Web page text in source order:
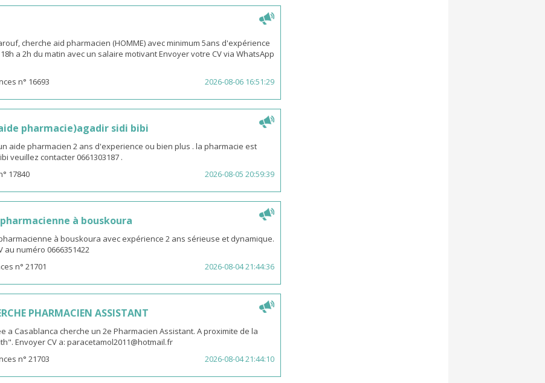
cherche aid pharmacien (HOMME) avec minimum 5ans d'expérience
a 2h du matin avec un salaire motivant Envoyer votre CV via WhatsApp
n° 16693 2026-08-06 16:51:29
pharmacie)agadir sidi bibi
aide pharmacien 2 ans d'experience ou bien plus . la pharmacie est
veuillez contacter 0661303187 .
17840 2026-08-05 20:59:39
à bouskoura
à bouskoura avec expérience 2 ans sérieuse et dynamique.
au numéro 0666351422
n° 21701 2026-08-04 21:44:36
PHARMACIEN ASSISTANT
a Casablanca cherche un 2e Pharmacien Assistant. A proximite de la
Envoyer CV a: paracetamol2011@hotmail.fr
n° 21703 2026-08-04 21:44:10